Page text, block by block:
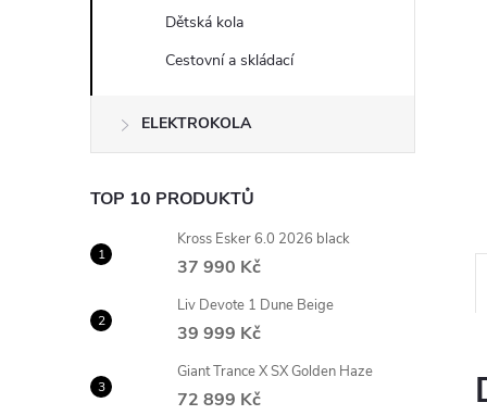
n
e
l
Dětská kola
Cestovní a skládací
ELEKTROKOLA
TOP 10 PRODUKTŮ
Kross Esker 6.0 2026 black
37 990 Kč
Liv Devote 1 Dune Beige
39 999 Kč
Giant Trance X SX Golden Haze
72 899 Kč